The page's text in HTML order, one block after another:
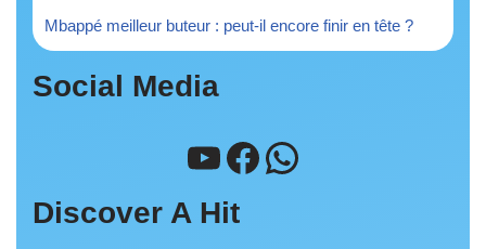
Mbappé meilleur buteur : peut-il encore finir en tête ?
Social Media
Discover A Hit